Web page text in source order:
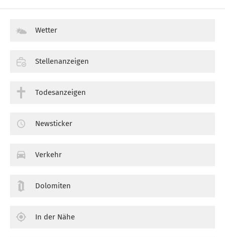
Wetter
Stellenanzeigen
Todesanzeigen
Newsticker
Verkehr
Dolomiten
In der Nähe